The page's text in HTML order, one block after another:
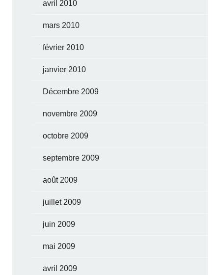
avril 2010
mars 2010
février 2010
janvier 2010
Décembre 2009
novembre 2009
octobre 2009
septembre 2009
août 2009
juillet 2009
juin 2009
mai 2009
avril 2009